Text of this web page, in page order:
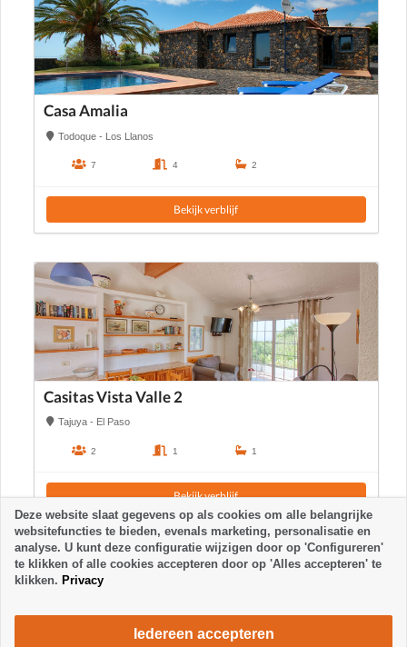
Casa Amalia
Todoque - Los Llanos
7 4 2
Bekijk verblijf
Casitas Vista Valle 2
Tajuya - El Paso
2 1 1
Bekijk verblijf
Deze website slaat gegevens op als cookies om alle belangrijke
websitefuncties te bieden, evenals marketing, personalisatie en
analyse. U kunt deze configuratie wijzigen door op 'Configureren'
te klikken of alle cookies accepteren door op 'Alles accepteren' te
klikken. Privacy
Iedereen accepteren